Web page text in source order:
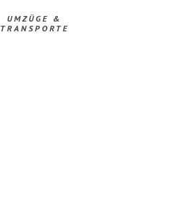
UMZÜGE &
TRANSPORTE